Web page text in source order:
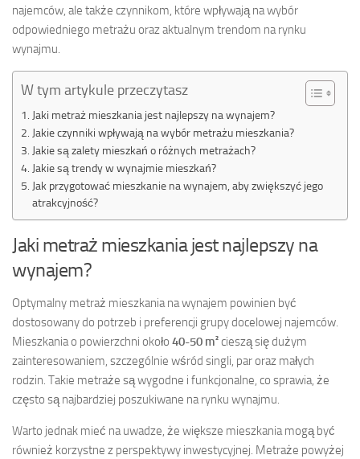
najemców, ale także czynnikom, które wpływają na wybór
odpowiedniego metrażu oraz aktualnym trendom na rynku
wynajmu.
W tym artykule przeczytasz
Jaki metraż mieszkania jest najlepszy na wynajem?
Jakie czynniki wpływają na wybór metrażu mieszkania?
Jakie są zalety mieszkań o różnych metrażach?
Jakie są trendy w wynajmie mieszkań?
Jak przygotować mieszkanie na wynajem, aby zwiększyć jego
atrakcyjność?
Jaki metraż mieszkania jest najlepszy na
wynajem?
Optymalny metraż mieszkania na wynajem powinien być
dostosowany do potrzeb i preferencji grupy docelowej najemców.
Mieszkania o powierzchni około 40-50 m²cieszą się dużym
zainteresowaniem, szczególnie wśród singli, par oraz małych
rodzin. Takie metraże są wygodne i funkcjonalne, co sprawia, że
często są najbardziej poszukiwane na rynku wynajmu.
Warto jednak mieć na uwadze, że większe mieszkania mogą być
również korzystne z perspektywy inwestycyjnej. Metraże powyżej